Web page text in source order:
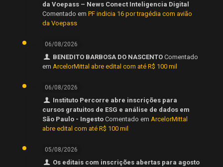
da Voepass – News Conect Inteligencia Digital
Comentado em PF indicia 16 por tragédia com avião
da Voepass
06/08/2026
BENEDITO BARBOSA DO NASCENTO Comentado
em ArcelorMittal abre edital com até R$ 100 mil
06/08/2026
Instituto Percorre abre inscrições para
cursos gratuitos de ESG e análise de dados em
São Paulo - Ingesto Comentado em ArcelorMittal
abre edital com até R$ 100 mil
05/08/2026
Os editais com inscrições abertas para agosto